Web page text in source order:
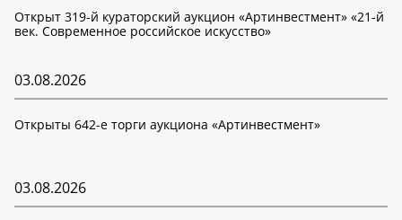
Открыт 319-й кураторский аукцион «Артинвестмент» «21-й
век. Современное российское искусство»
03.08.2026
Открыты 642-е торги аукциона «Артинвестмент»
03.08.2026